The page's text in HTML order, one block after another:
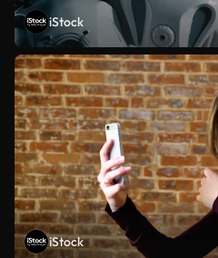
iStock
iStock